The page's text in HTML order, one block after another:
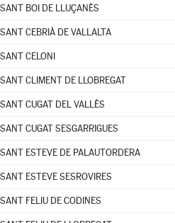
SANT BOI DE LLUÇANÈS
SANT CEBRIÀ DE VALLALTA
SANT CELONI
SANT CLIMENT DE LLOBREGAT
SANT CUGAT DEL VALLÈS
SANT CUGAT SESGARRIGUES
SANT ESTEVE DE PALAUTORDERA
SANT ESTEVE SESROVIRES
SANT FELIU DE CODINES